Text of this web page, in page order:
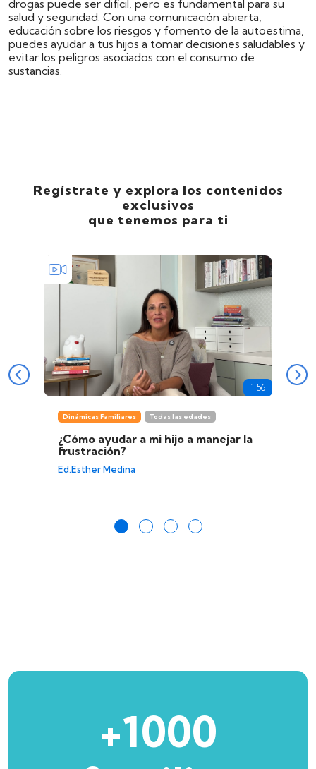
drogas puede ser difícil, pero es fundamental para su
salud y seguridad. Con una comunicación abierta,
educación sobre los riesgos y fomento de la autoestima,
puedes ayudar a tus hijos a tomar decisiones saludables y
evitar los peligros asociados con el consumo de
sustancias.
Regístrate y explora los contenidos
exclusivos
que tenemos para ti
1:56
Dinámicas Familiares Todas las edades
¿Cómo ayudar a mi hijo a manejar la
frustración?
Ed.Esther Medina
+1000